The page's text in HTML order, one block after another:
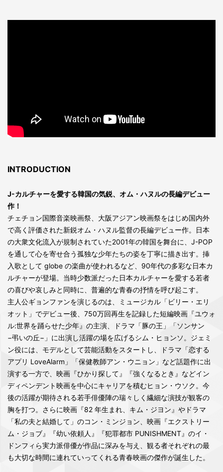
INTRODUCTION
J-カルチャーを愛する韓国の気鋭、オム・ハヌルの長編デビュー
作！
チェチョン国際音楽映画祭、大阪アジアン映画祭をはじめ国内外
で高く評価された新鋭オム・ハヌル監督の⻑編デビュー作。日本
の大衆文化流入が規制されていた2001年の韓国を舞台に、J-POP
を通して心を寄せ合う孤独な少年たちの姿を丁寧に描き出す。挿
入歌として globe の楽曲が使われるなど、90年代の多彩な日本カ
ルチャーが登場。当時少数派だった日本カルチャーを愛する若者
の喜びや哀しみと同時に、普遍的な⻘春の抒情を呼び起こす。
主人公ギョンファンを演じるのは、ミュージカル「ビリー・エリ
オット」でデビュー後、750万回再生を記録した短編映画『ユウォ
ル:世界を踊らせた少年』の主演、ドラマ「豚の王」「ソンサン
−弔いの丘−」に出演し活躍の場を広げるシム・ヒョンソ。ジェミ
ン役には、モデルとして芸能活動をスタートし、ドラマ「恋する
アプリ LoveAlarm」「保健教師アン・ウニョン」など話題作に出
演する一方で、映画『ひかり探して』『強くなるとき』などイン
ディペンデント映画を中心にキャリアを積むヒョン・ウソク。今
後の活躍が期待される若手俳優陣の瑞々しく繊細な演技が観客の
胸を打つ。さらに映画『82 年生まれ、キム・ジヨン』やドラマ
「私の夫と結婚して」のコン・ミンジョン、映画『エクストリー
ム・ジョブ』『幼い依頼人』『犯罪都市 PUNISHMENT』のイ・
ドンフィら実力派俳優が作品に深みを与え、観る者それぞれの最
も大切な時間に連れていってくれる⻘春映画の傑作が誕生した。